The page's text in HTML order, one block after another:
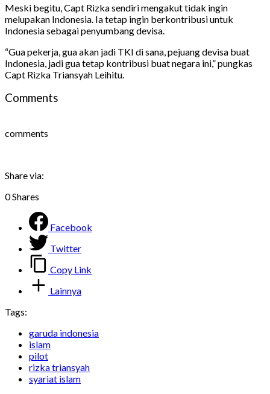
Meski begitu, Capt Rizka sendiri mengakut tidak ingin
melupakan Indonesia. Ia tetap ingin berkontribusi untuk
Indonesia sebagai penyumbang devisa.
“Gua pekerja, gua akan jadi TKI di sana, pejuang devisa buat
Indonesia, jadi gua tetap kontribusi buat negara ini,” pungkas
Capt Rizka Triansyah Leihitu.
Comments
comments
Share via:
0Shares
Facebook
Twitter
Copy Link
Lainnya
Tags:
garuda indonesia
islam
pilot
rizka triansyah
syariat islam